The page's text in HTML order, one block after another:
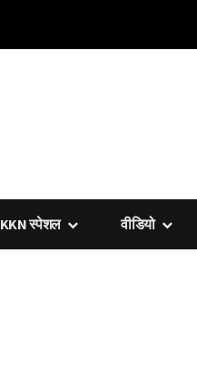
KKN स्पेशल वीडियो